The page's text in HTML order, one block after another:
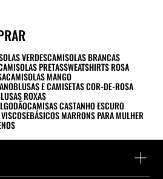
VERDESCAMISOLAS BRANCAS
PRETASSWEATSHIRTS ROSA
CAMISOLAS MANGO
BLUSAS E CAMISETAS COR-DE-ROSA
ROXAS
CAMISAS CASTANHO ESCURO
BÁSICOS MARRONS PARA MULHER